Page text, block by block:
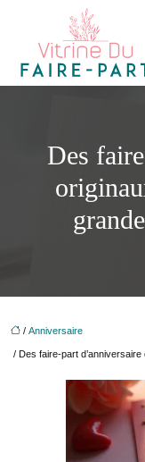
Des
/ Anniversaire
/ Des faire-part